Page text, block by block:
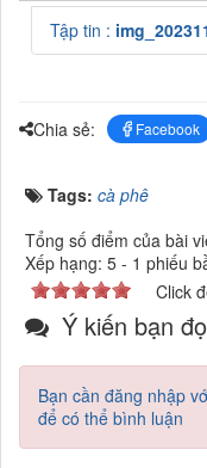
Tập tin :
Chia sẻ: Facebook
Tags: cà phê
Tổng số điểm của bài
Xếp hạng: 5 - 1 phiếu
Click
Ý kiến bạn
Bạn cần đăng nhập
để có thể bình luận